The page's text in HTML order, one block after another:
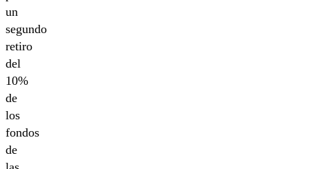
un
segundo
retiro
del
10%
de
los
fondos
de